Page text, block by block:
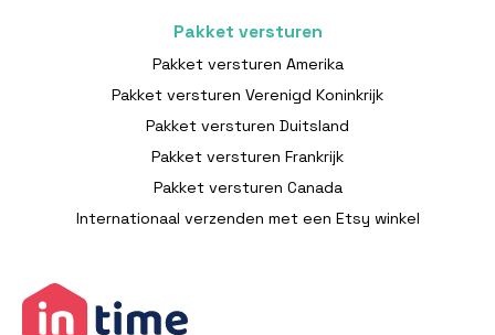
Pakket versturen
Pakket versturen Amerika
Pakket versturen Verenigd Koninkrijk
Pakket versturen Duitsland
Pakket versturen Frankrijk
Pakket versturen Canada
Internationaal verzenden met een Etsy winkel